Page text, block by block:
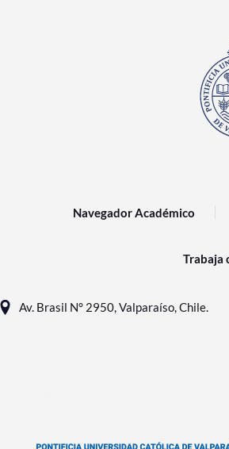
Navegador Académico
Trabaja
Av. Brasil N° 2950, Valparaíso, Chile.